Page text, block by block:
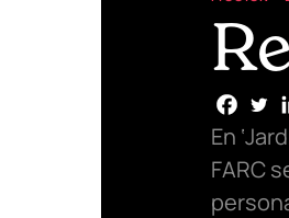
En
FARC